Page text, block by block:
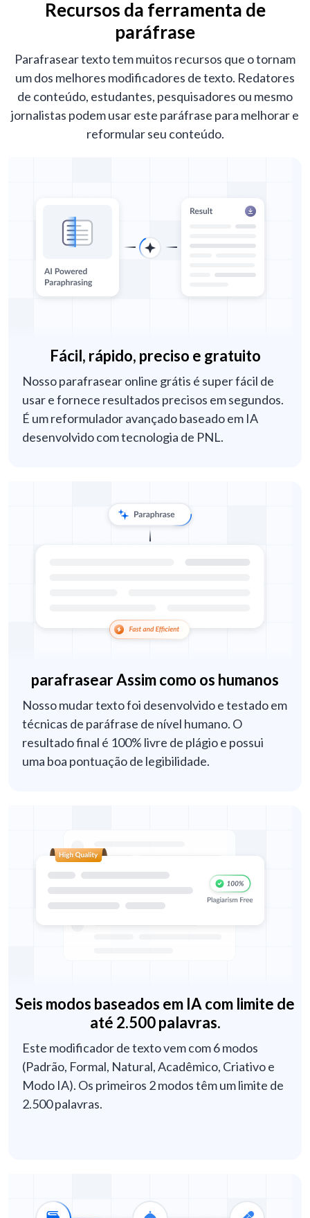
Recursos da ferramenta de
paráfrase
Parafrasear texto tem muitos recursos que o tornam
um dos melhores modificadores de texto. Redatores
de conteúdo, estudantes, pesquisadores ou mesmo
jornalistas podem usar este paráfrase para melhorar e
reformular seu conteúdo.
Fácil, rápido, preciso e gratuito
Nosso parafrasear online grátis é super fácil de
usar e fornece resultados precisos em segundos.
É um reformulador avançado baseado em IA
desenvolvido com tecnologia de PNL.
parafrasear Assim como os humanos
Nosso mudar texto foi desenvolvido e testado em
técnicas de paráfrase de nível humano. O
resultado final é 100% livre de plágio e possui
uma boa pontuação de legibilidade.
Seis modos baseados em IA com limite de
até 2.500 palavras.
Este modificador de texto vem com 6 modos
(Padrão, Formal, Natural, Acadêmico, Criativo e
Modo IA). Os primeiros 2 modos têm um limite de
2.500 palavras.